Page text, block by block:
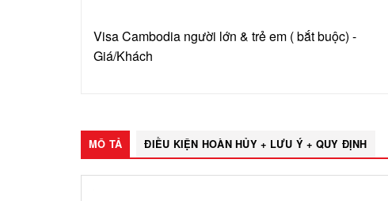
Visa Cambodia người lớn & trẻ em ( bắt buộc) -
Giá/Khách
MÔ TẢ ĐIỀU KIỆN HOÀN HỦY + LƯU Ý + QUY ĐỊNH